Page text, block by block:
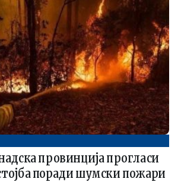
провинција прогласи
поради шумски пожари